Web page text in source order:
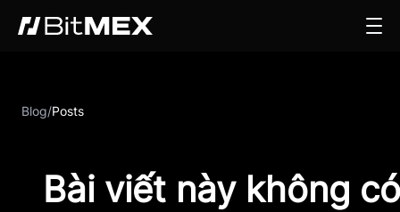
Blog/Posts
Bài viết này không có